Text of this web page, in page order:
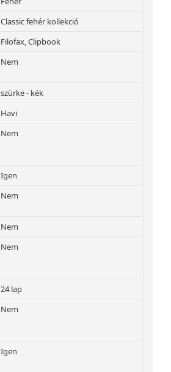
Classic fehér kollekció
Filofax, Clipbook
Nem
szürke - kék
Havi
Nem
Igen
Nem
Nem
Nem
24 lap
Nem
Igen